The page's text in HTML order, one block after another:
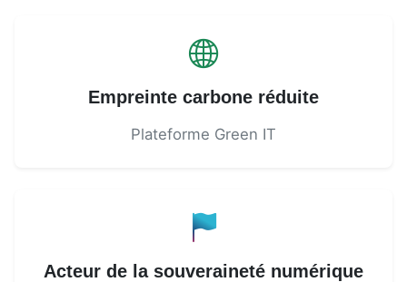
Empreinte carbone réduite
Plateforme Green IT
Acteur de la souveraineté numérique